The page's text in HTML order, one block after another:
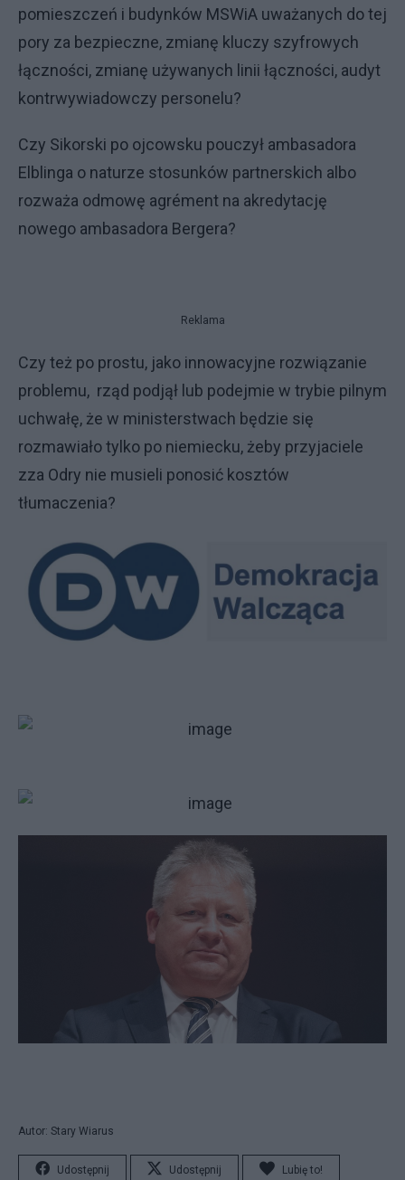
pomieszczeń i budynków MSWiA uważanych do tej
pory za bezpieczne, zmianę kluczy szyfrowych
łączności, zmianę używanych linii łączności, audyt
kontrwywiadowczy personelu?
Czy Sikorski po ojcowsku pouczył ambasadora
Elblinga o naturze stosunków partnerskich albo
rozważa odmowę agrément na akredytację
nowego ambasadora Bergera?
Reklama
Czy też po prostu, jako innowacyjne rozwiązanie
problemu, rząd podjął lub podejmie w trybie pilnym
uchwałę, że w ministerstwach będzie się
rozmawiało tylko po niemiecku, żeby przyjaciele
zza Odry nie musieli ponosić kosztów
tłumaczenia?
Autor: Stary Wiarus
Udostępnij Udostępnij Lubię to!